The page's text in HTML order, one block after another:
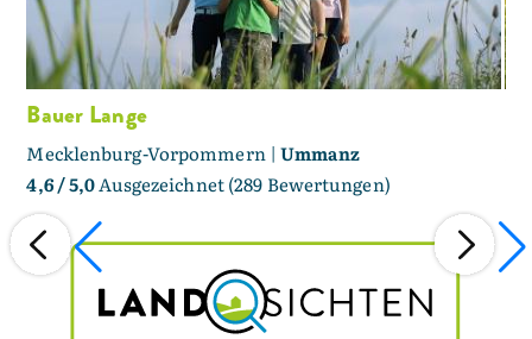
Bauer Lange
Mecklenburg-Vorpommern |Ummanz
4,6/ 5,0Ausgezeichnet (289 Bewertungen)